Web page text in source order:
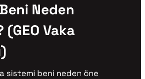
Neden
Vaka
sistemi beni neden öne